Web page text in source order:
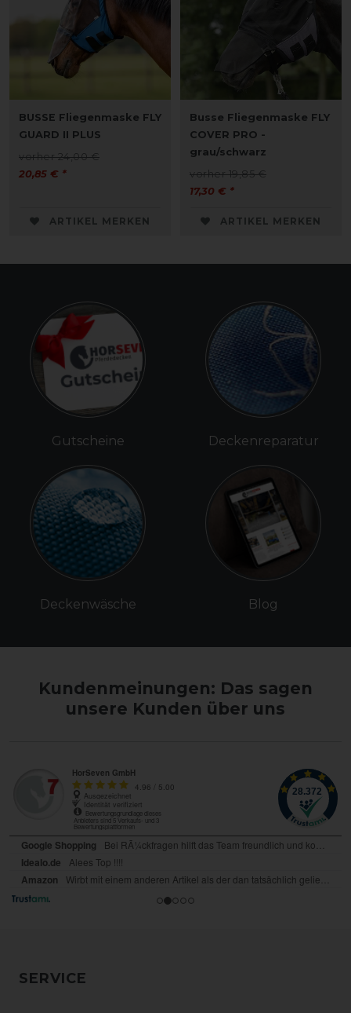
BUSSE Fliegenmaske FLY
GUARD II PLUS
vorher 24,00 €
20,85 € *
ARTIKEL MERKEN
Busse Fliegenmaske FLY
COVER PRO -
grau/schwarz
vorher 19,85 €
17,30 € *
ARTIKEL MERKEN
Gutscheine
Deckenwäsche
Deckenreparatur
Blog
Kundenmeinungen: Das sagen
unsere Kunden über uns
SERVICE